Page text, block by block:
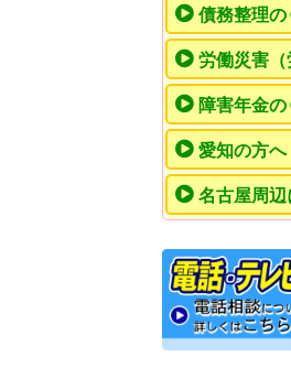
債務整理の
労働災害（
障害年金の
愛知の方へ
名古屋周